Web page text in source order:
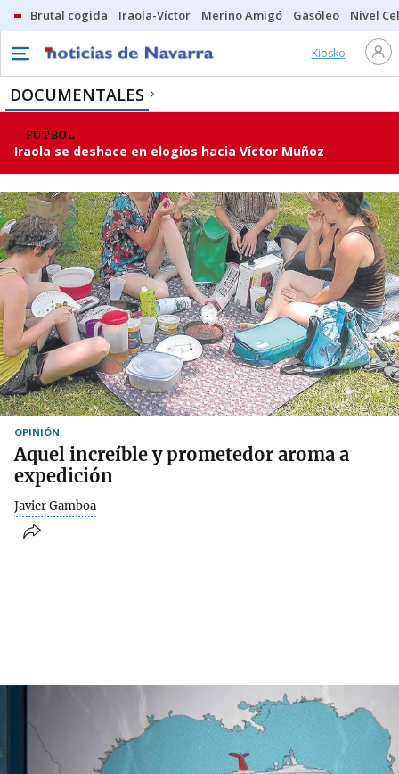
Brutal cogida Iraola-Víctor Merino Amigó Gasóleo Nivel
Kiosko
DOCUMENTALES
FÚTBOL
Iraola se deshace en elogios hacia Víctor Muñoz
OPINIÓN
Aquel increíble y prometedor aroma a
expedición
Javier Gamboa